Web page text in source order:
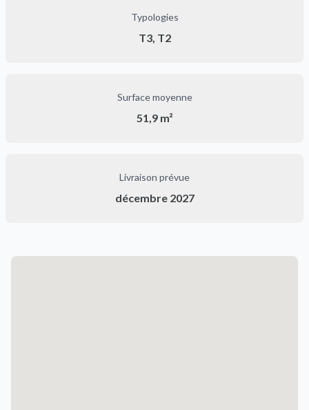
Typologies
T3, T2
Surface moyenne
51,9 m²
Livraison prévue
décembre 2027